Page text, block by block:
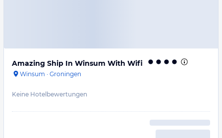
Amazing Ship In Winsum With Wifi
Winsum · Groningen
Keine Hotelbewertungen